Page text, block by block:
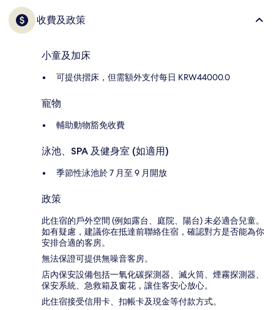
收費及政策
小童及加床
可提供摺床，但需額外支付每日 KRW44000.0
寵物
輔助動物豁免收費
泳池、SPA 及健身室 (如適用)
季節性泳池於 7 月至 9 月開放
政策
此住宿的戶外空間 (例如露台、庭院、陽台) 未必適合兒童。
如有疑慮，建議你在抵達前聯絡住宿，確認對方是否能為你
安排合適的客房。
無法保證可提供無噪音客房。
店內保安設備包括一氧化碳探測器、滅火筒、煙霧探測器、
保安系統、急救箱及窗花，讓住客安心放心。
此住宿接受信用卡、扣帳卡及現金等付款方式。